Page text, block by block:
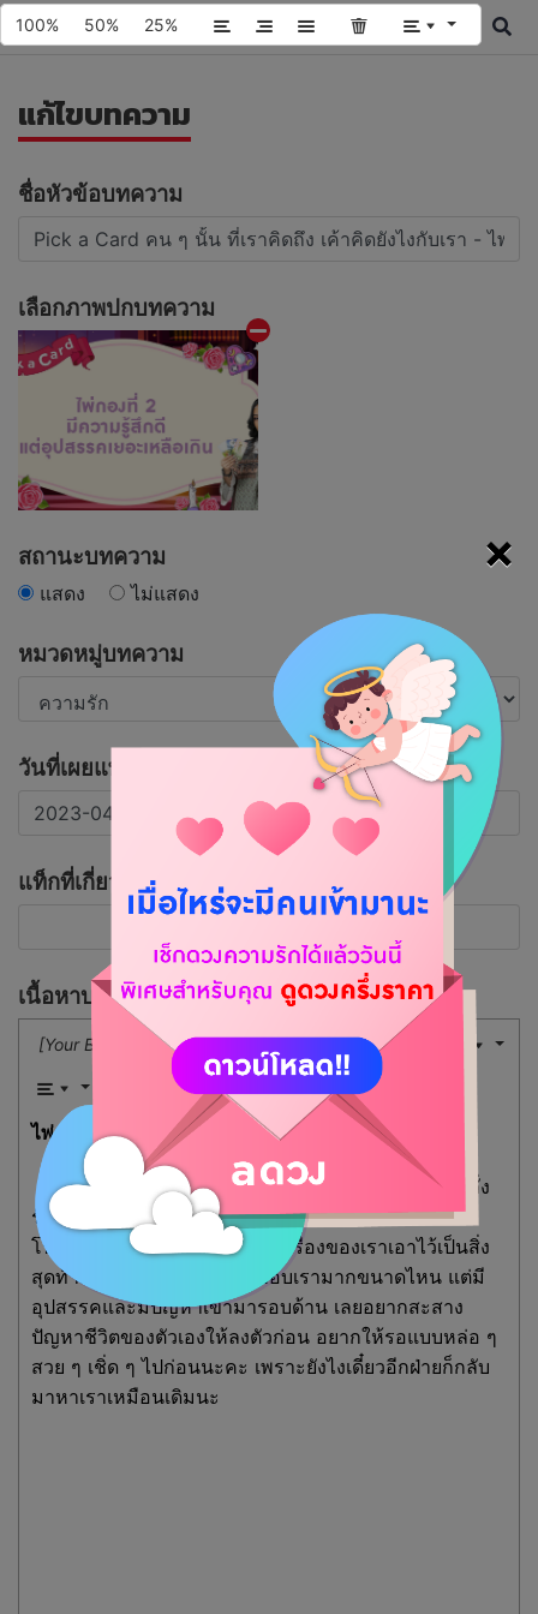
×
แก้ไขบทความ
ชื่อหัวข้อบทความ
เลือกภาพปกบทความ
สถานะบทความ
แสดง ไม่แสดง
หมวดหมู่บทความ
วันที่เผยแพร่บทความ
แท็กที่เกี่ยวข้อง
เนื้อหาบทความ
[Your Button] 16
ไพ่กองที่ 2 : มีความรู้สึกดี แต่อุปสรรคเยอะเหลือเกิน
คนคนนี้มีความรู้สึกดีให้เราค่อนข้างเยอะ เป็นคนคลั่ง
รักนะคะ แต่ด้วยอีกฝ่ายมีภาระหน้าที่และมีเรื่องให้ต้อง
โฟกัสอยู่ เลยทำให้ตัวเค้ายังเก็บเรื่องของเราเอาไว้เป็นสิ่ง
สุดท้าย อีกฝ่ายรู้ใจตัวเองว่าชอบเรามากขนาดไหน แต่มี
อุปสรรคและมีปัญหาเข้ามารอบด้าน เลยอยากสะสาง
ปัญหาชีวิตของตัวเองให้ลงตัวก่อน อยากให้รอแบบหล่อ ๆ
สวย ๆ เชิ่ด ๆ ไปก่อนนะคะ เพราะยังไงเดี๋ยวอีกฝ่ายก็กลับ
มาหาเราเหมือนเดิมนะ
100% 50% 25%